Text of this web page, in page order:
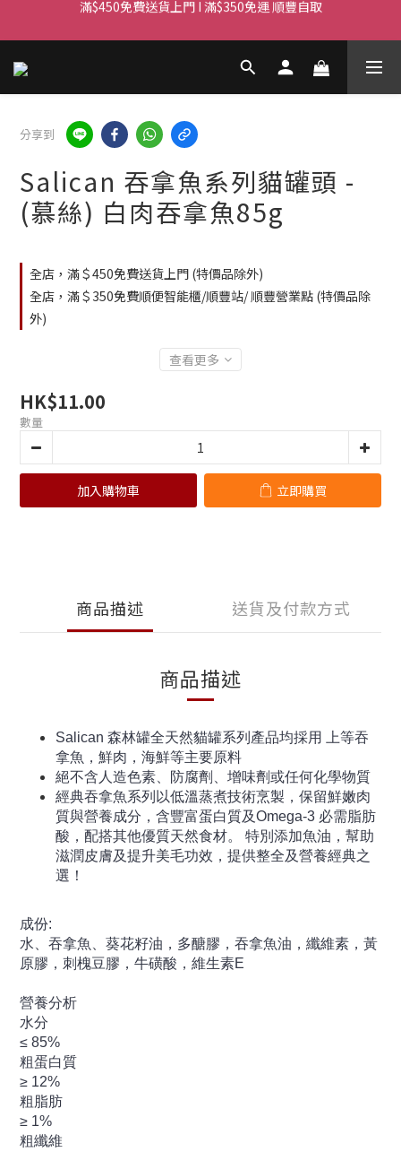
Whatsapp/Signal : 96659399
會員優惠｜購物滿 $100 回贈$3購物金
滿$450免費送貨上門 I 滿$350免運 順豐自取
分享到
Salican 吞拿魚系列貓罐頭 -
(慕絲) 白肉吞拿魚85g
全店，滿＄450免費送貨上門 (特價品除外)
全店，滿＄350免費順便智能櫃/順豐站/ 順豐營業點 (特價品除
外)
查看更多
HK$11.00
數量
加入購物車 立即購買
商品描述 送貨及付款方式
商品描述
Salican 森林罐全天然貓罐系列產品均採用 上等吞
拿魚，鮮肉，海鮮等主要原料
絕不含人造色素、防腐劑、增味劑或任何化學物質
經典吞拿魚系列以低溫蒸煮技術烹製，保留鮮嫩肉
質與營養成分，含豐富蛋白質及Omega-3 必需脂肪
酸，配搭其他優質天然食材。 特別添加魚油，幫助
滋潤皮膚及提升美毛功效，提供整全及營養經典之
選！
成份:
水、吞拿魚、葵花籽油，多醣膠，吞拿魚油，纖維素，黃
原膠，刺槐豆膠，牛磺酸，維生素E
營養分析
水分
≤ 85%
粗蛋白質
≥ 12%
粗脂肪
≥ 1%
粗纖維